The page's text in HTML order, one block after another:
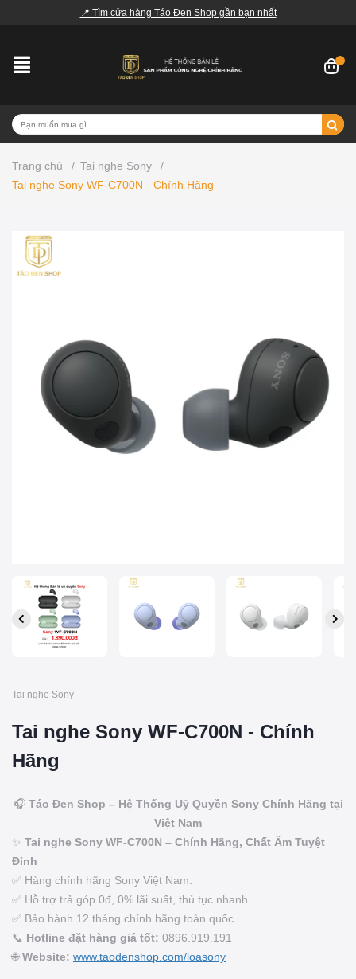
📍 Tìm cửa hàng Táo Đen Shop gần bạn nhất
Trang chủ / Tai nghe Sony
/
Tai nghe Sony WF-C700N - Chính Hãng
Tai nghe Sony
Tai nghe Sony WF-C700N - Chính
Hãng
🎧 Táo Đen Shop – Hệ Thống Uỷ Quyền Sony Chính Hãng tại
Việt Nam
✨ Tai nghe Sony WF-C700N – Chính Hãng, Chất Âm Tuyệt
Đỉnh
✅ Hàng chính hãng Sony Việt Nam.
✅ Hỗ trợ trả góp 0đ, 0% lãi suất, thủ tục nhanh.
✅ Bảo hành 12 tháng chính hãng toàn quốc.
📞 Hotline đặt hàng giá tốt: 0896.919.191
🌐Website: www.taodenshop.com/loasony